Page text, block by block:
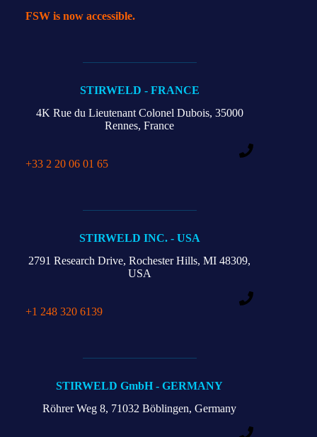
FSW is now accessible.
STIRWELD - FRANCE
4K Rue du Lieutenant Colonel Dubois, 35000
Rennes, France
+33 2 20 06 01 65
STIRWELD INC. - USA
2791 Research Drive, Rochester Hills, MI 48309,
USA
+1 248 320 6139
STIRWELD GmbH - GERMANY
Röhrer Weg 8, 71032 Böblingen, Germany